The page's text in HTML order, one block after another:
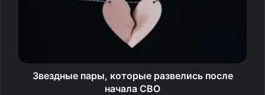
Звездные пары, которые развелись после
начала СВО